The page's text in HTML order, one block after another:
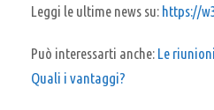
Leggi le ultime news su: https://
Può interessarti anche: Le
Quali i vantaggi?